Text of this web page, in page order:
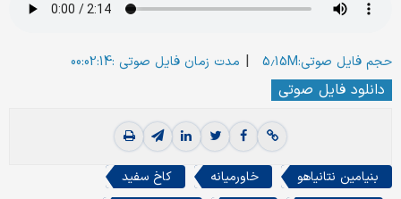
حجم فایل صوتی:5.15M | مدت زمان فایل صوتی :00:02:14
دانلود فایل صوتی
بنیامین نتانیاهو خاورمیانه
کاخ سفید